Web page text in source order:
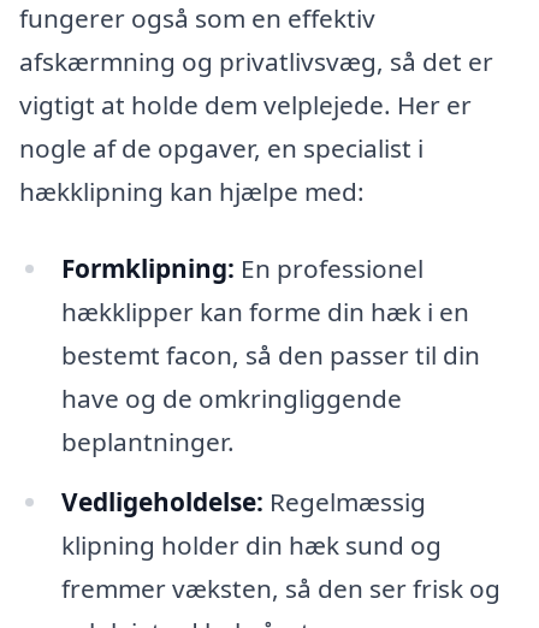
fungerer også som en effektiv
afskærmning og privatlivsvæg, så det er
vigtigt at holde dem velplejede. Her er
nogle af de opgaver, en specialist i
hækklipning kan hjælpe med:
Formklipning: En professionel
hækklipper kan forme din hæk i en
bestemt facon, så den passer til din
have og de omkringliggende
beplantninger.
Vedligeholdelse: Regelmæssig
klipning holder din hæk sund og
fremmer væksten, så den ser frisk og